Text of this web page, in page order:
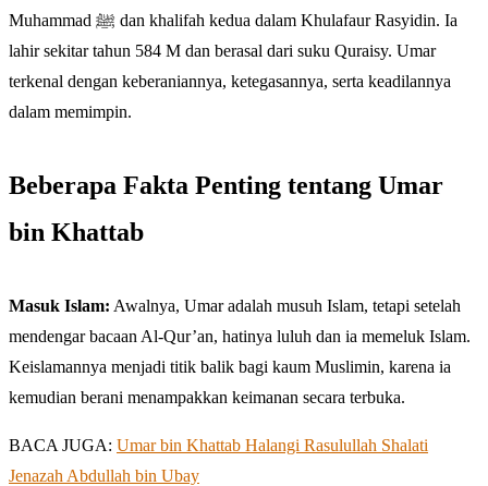
Muhammad ﷺ dan khalifah kedua dalam Khulafaur Rasyidin. Ia
lahir sekitar tahun 584 M dan berasal dari suku Quraisy. Umar
terkenal dengan keberaniannya, ketegasannya, serta keadilannya
dalam memimpin.
Beberapa Fakta Penting tentang Umar
bin Khattab
Masuk Islam: Awalnya, Umar adalah musuh Islam, tetapi setelah
mendengar bacaan Al-Qur’an, hatinya luluh dan ia memeluk Islam.
Keislamannya menjadi titik balik bagi kaum Muslimin, karena ia
kemudian berani menampakkan keimanan secara terbuka.
BACA JUGA: Umar bin Khattab Halangi Rasulullah Shalati
Jenazah Abdullah bin Ubay